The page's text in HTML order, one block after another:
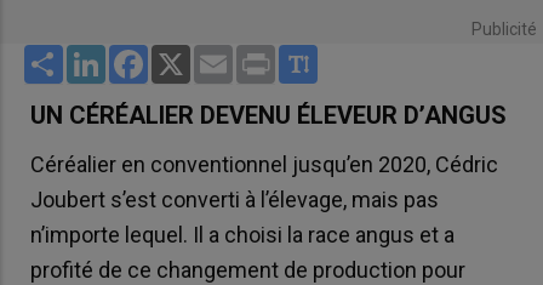
Publicité
Share LinkedInFacebook
X Email Print
UN CÉRÉALIER DEVENU ÉLEVEUR D’ANGUS
Céréalier en conventionnel jusqu’en 2020, Cédric
Joubert s’est converti à l’élevage, mais pas
n’importe lequel. Il a choisi la race angus et a
profité de ce changement de production pour